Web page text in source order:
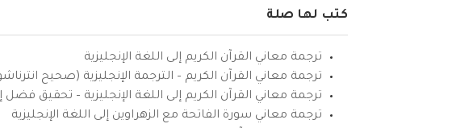
كتب لها صلة
ترجمة معاني القرآن الكريم إلى اللغة الإنجليزية
ترجمة معاني القرآن الكريم – الترجمة الإنجليزية (صحيح
ترجمة معاني القرآن الكريم إلى اللغة الإنجليزية – تحقيق
ترجمة معاني سورة الفاتحة مع الزهراوين إلى اللغة الإنجليزية